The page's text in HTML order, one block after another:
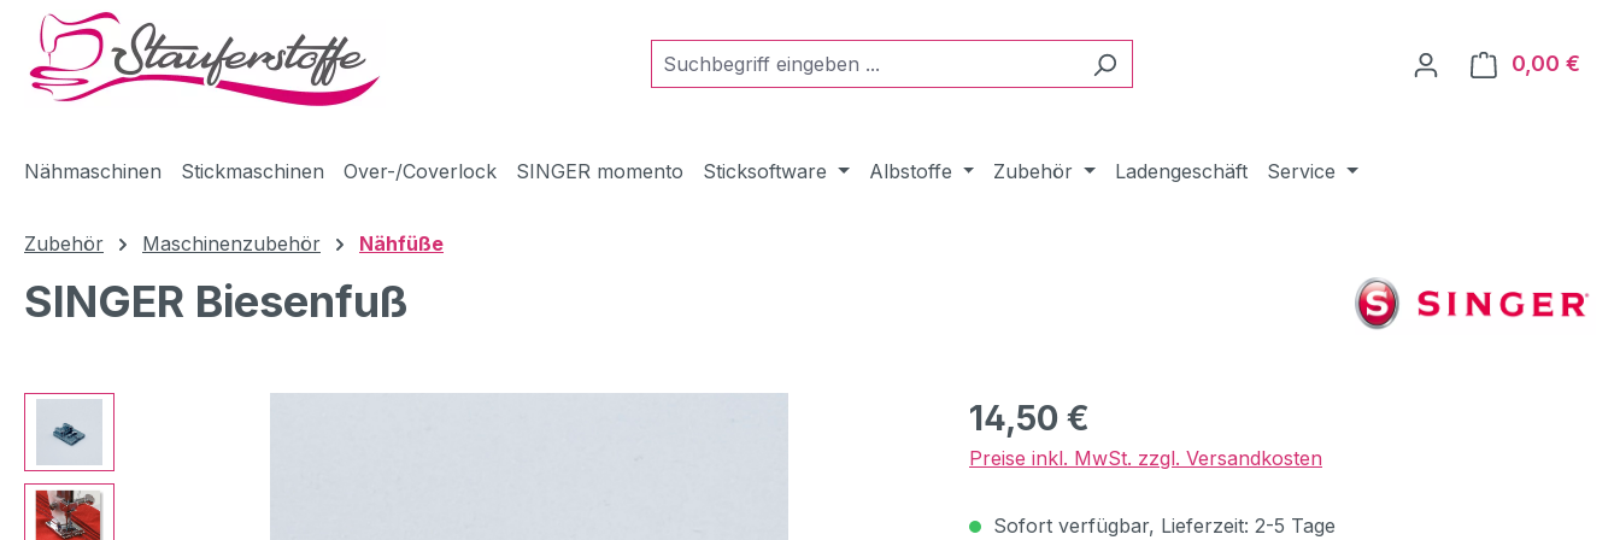
Hauptinhalt springen
Zur Suche springen
Zur Hauptnavigation springen
0,00 €
Nähmaschinen Stickmaschinen Over-/Coverlock SINGER momento Sticksoftware Albstoffe Zubehör Ladengeschäft Service
Zubehör Maschinenzubehör Nähfüße
SINGER Biesenfuß
Bildergalerie überspringen Regulärer Preis:
14,50 €
Preise inkl. MwSt. zzgl. Versandkosten
Sofort verfügbar, Lieferzeit: 2-5 Tage